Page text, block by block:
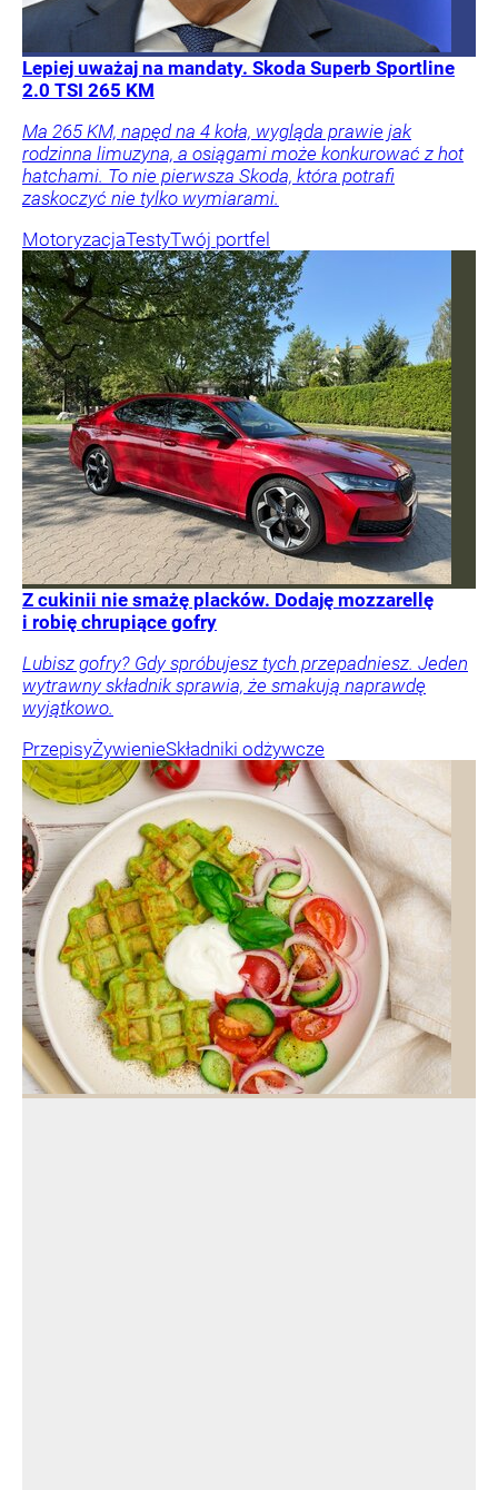
Lepiej uważaj na mandaty. Skoda Superb Sportline
2.0 TSI 265 KM
Ma 265 KM, napęd na 4 koła, wygląda prawie jak
rodzinna limuzyna, a osiągami może konkurować z hot
hatchami. To nie pierwsza Skoda, która potrafi
zaskoczyć nie tylko wymiarami.
MotoryzacjaTestyTwój portfel
Z cukinii nie smażę placków. Dodaję mozzarellę
i robię chrupiące gofry
Lubisz gofry? Gdy spróbujesz tych przepadniesz. Jeden
wytrawny składnik sprawia, że smakują naprawdę
wyjątkowo.
PrzepisyŻywienieSkładniki odżywcze